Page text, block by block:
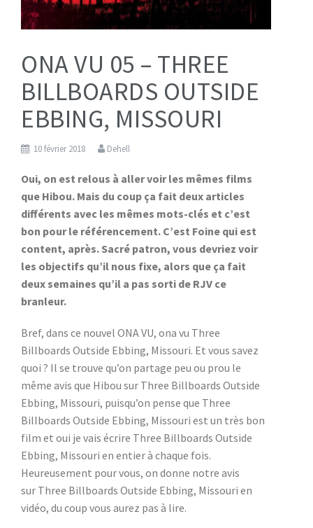
ONA VU 05 – THREE
BILLBOARDS OUTSIDE
EBBING, MISSOURI
10 février 2018 Dehell
Oui, on est relous à aller voir les mêmes films
que Hibou. Mais du coup ça fait deux articles
différents avec les mêmes mots-clés et c’est
bon pour le référencement. C’est Foine qui est
content, après. Sacré patron, vous devriez voir
les objectifs qu’il nous fixe, alors que ça fait
deux semaines qu’il a pas sorti de RJV ce
branleur.
Bref, dans ce nouvel ONA VU, ona vu Three
Billboards Outside Ebbing, Missouri. Et vous savez
quoi ? Il se trouve qu’on partage peu ou prou le
même avis que Hibou sur Three Billboards Outside
Ebbing, Missouri, puisqu’on pense que Three
Billboards Outside Ebbing, Missouri est un très bon
film et oui je vais écrire Three Billboards Outside
Ebbing, Missouri en entier à chaque fois.
Heureusement pour vous, on donne notre avis
sur Three Billboards Outside Ebbing, Missouri en
vidéo, du coup vous aurez pas à lire.